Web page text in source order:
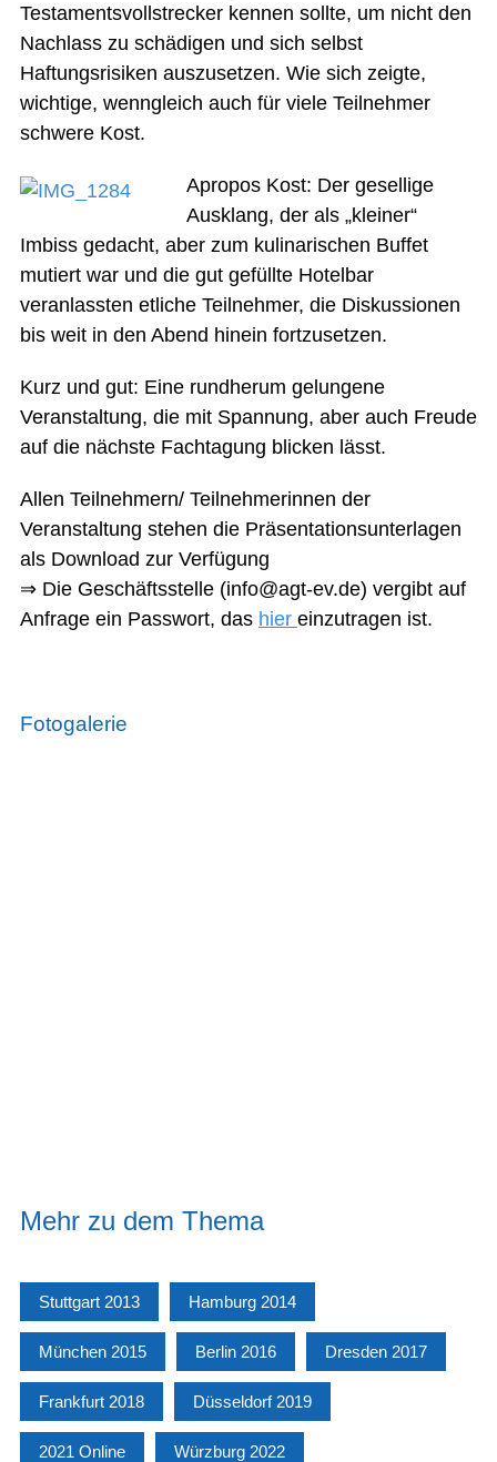
Testamentsvollstrecker kennen sollte, um nicht den
Nachlass zu schädigen und sich selbst
Haftungsrisiken auszusetzen. Wie sich zeigte,
wichtige, wenngleich auch für viele Teilnehmer
schwere Kost.
Apropos Kost: Der gesellige
Ausklang, der als „kleiner“
Imbiss gedacht, aber zum kulinarischen Buffet
mutiert war und die gut gefüllte Hotelbar
veranlassten etliche Teilnehmer, die Diskussionen
bis weit in den Abend hinein fortzusetzen.
Kurz und gut: Eine rundherum gelungene
Veranstaltung, die mit Spannung, aber auch Freude
auf die nächste Fachtagung blicken lässt.
Allen Teilnehmern/ Teilnehmerinnen der
Veranstaltung stehen die Präsentationsunterlagen
als Download zur Verfügung
⇒ Die Geschäftsstelle (info@agt-ev.de) vergibt auf
Anfrage ein Passwort, das hier einzutragen ist.
Fotogalerie
Mehr zu dem Thema
Stuttgart 2013 Hamburg 2014
München 2015 Berlin 2016 Dresden 2017
Frankfurt 2018 Düsseldorf 2019
2021 Online Würzburg 2022